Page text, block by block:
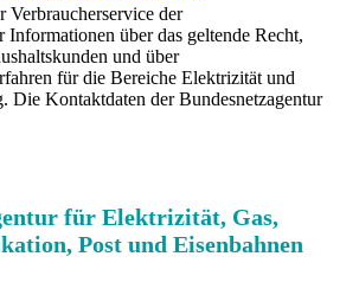
Verbraucherservice der
Informationen über das geltende Recht,
und über
für die Bereiche Elektrizität und
Die Kontaktdaten der Bundesnetzagentur
für Elektrizität, Gas,
Post und Eisenbahnen